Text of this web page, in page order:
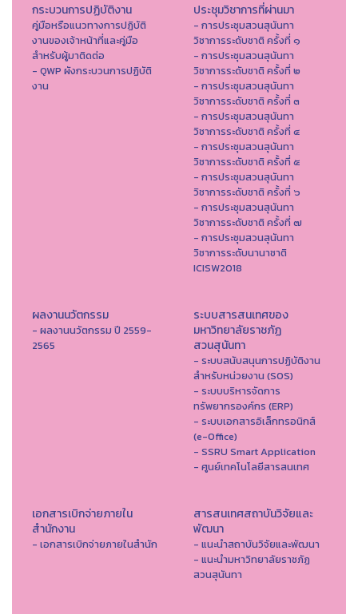
กระบวนการปฏิบัติงาน
คู่มือหรือแนวทางการปฏิบัติ
งานของเจ้าหน้าที่และคู่มือ
สำหรับผู้มาติดต่อ
- QWP ผังกระบวนการปฏิบัติ
งาน
ประชุมวิชาการที่ผ่านมา
- การประชุมสวนสุนันทา
วิชาการระดับชาติ ครั้งที่ ๑
- การประชุมสวนสุนันทา
วิชาการระดับชาติ ครั้งที่ ๒
- การประชุมสวนสุนันทา
วิชาการระดับชาติ ครั้งที่ ๓
- การประชุมสวนสุนันทา
วิชาการระดับชาติ ครั้งที่ ๔
- การประชุมสวนสุนันทา
วิชาการระดับชาติ ครั้งที่ ๕
- การประชุมสวนสุนันทา
วิชาการระดับชาติ ครั้งที่ ๖
- การประชุมสวนสุนันทา
วิชาการระดับชาติ ครั้งที่ ๗
- การประชุมสวนสุนันทา
วิชาการระดับนานาชาติ
ICISW2018
ผลงานนวัตกรรม
- ผลงานนวัตกรรม ปี 2559-
2565
ระบบสารสนเทศของ
มหาวิทยาลัยราชภัฏ
สวนสุนันทา
- ระบบสนับสนุนการปฏิบัติงาน
สำหรับหน่วยงาน (SOS)
- ระบบบริหารจัดการ
ทรัพยากรองค์กร (ERP)
- ระบบเอกสารอิเล็กทรอนิกส์
(e-Office)
- SSRU Smart Application
- ศูนย์เทคโนโลยีสารสนเทศ
เอกสารเบิกจ่ายภายใน
สำนักงาน
- เอกสารเบิกจ่ายภายในสำนัก
สารสนเทศสถาบันวิจัยและ
พัฒนา
- แนะนำสถาบันวิจัยและพัฒนา
- แนะนำมหาวิทยาลัยราชภัฏ
สวนสุนันทา